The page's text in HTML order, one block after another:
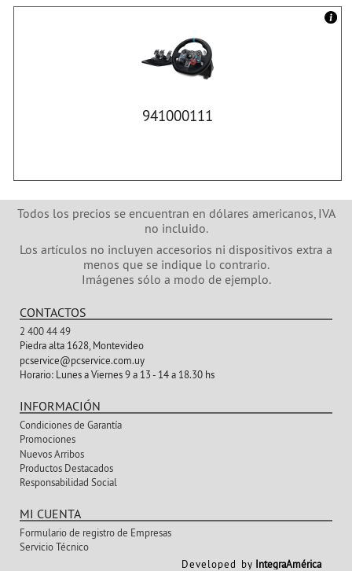
941000111
Todos los precios se encuentran en dólares americanos, IVA
no incluido.
Los artículos no incluyen accesorios ni dispositivos extra a
menos que se indique lo contrario.
Imágenes sólo a modo de ejemplo.
CONTACTOS
2 400 44 49
Piedra alta 1628, Montevideo
pcservice@pcservice.com.uy
Horario:Lunes a Viernes 9 a 13 - 14 a 18.30 hs
INFORMACIÓN
Condiciones de Garantía
Promociones
Nuevos Arribos
Productos Destacados
Responsabilidad Social
MI CUENTA
Formulario de registro de Empresas
Servicio Técnico
Developed by IntegraAmérica